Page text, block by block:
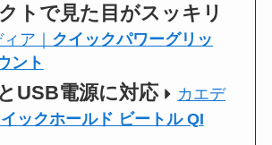
トで見た目がスッキリ
ア｜ クイックパワーグリッ
ント
USB電源に対応
カエデ
ックホールド ビートル QI